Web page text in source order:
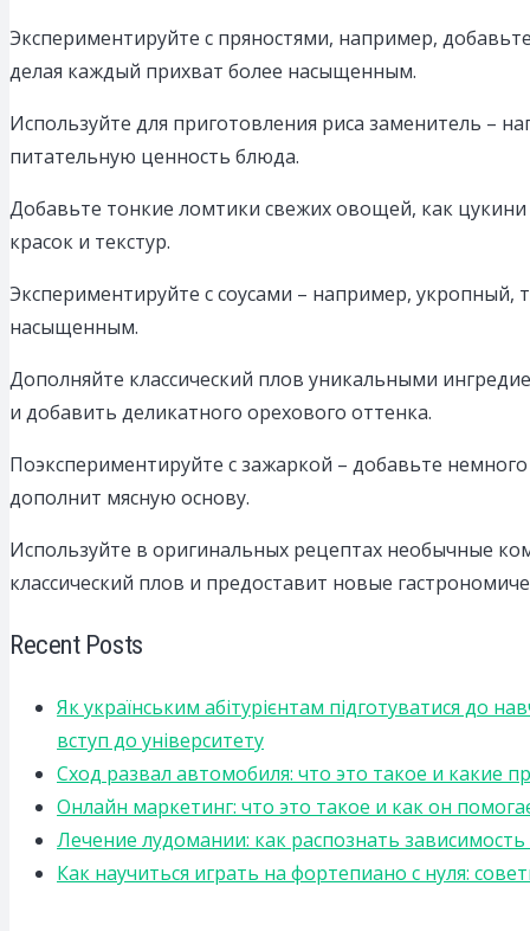
Экспериментируйте с пряностями, например,
делая каждый прихват более насыщенным.
Используйте для приготовления риса заменитель –
питательную ценность блюда.
Добавьте тонкие ломтики свежих овощей, как
красок и текстур.
Экспериментируйте с соусами – например, укропный,
насыщенным.
Дополняйте классический плов уникальными
и добавить деликатного орехового оттенка.
Поэкспериментируйте с зажаркой – добавьте
дополнит мясную основу.
Используйте в оригинальных рецептах необычные
классический плов и предоставит новые
Recent Posts
Як українським абітурієнтам підготуватися до
вступ до університету
Сход развал автомобиля: что это такое и какие
Онлайн маркетинг: что это такое и как он
Лечение лудомании: как распознать
Как научиться играть на фортепиано с нуля: